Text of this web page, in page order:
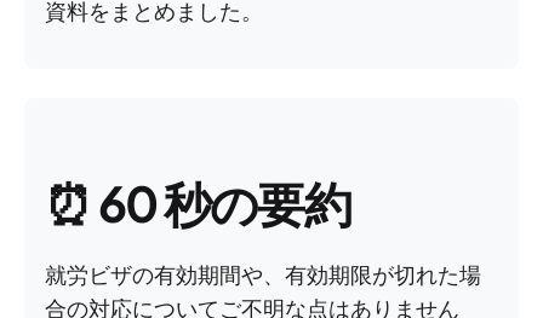
資料をまとめました。
⏰60 秒の要約
就労ビザの有効期間や、有効期限が切れた場
合の対応についてご不明な点はありません